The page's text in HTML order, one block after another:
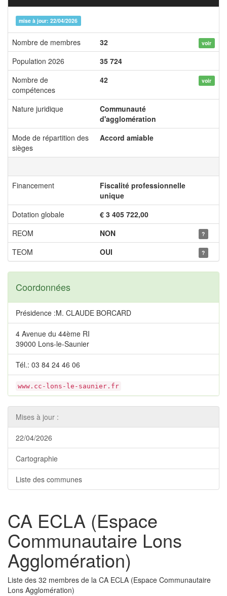
mise à jour: 22/04/2026
Nombre de membres 32 voir
Population 2026
35 724
Nombre de
compétences
42 voir
Nature juridique
Communauté
d'agglomération
Mode de répartition des
sièges
Accord amiable
Financement
Fiscalité professionnelle
unique
Dotation globale
€ 3 405 722,00
REOM
NON ?
TEOM OUI ?
Coordonnées
Présidence :M. CLAUDE BORCARD
4 Avenue du 44ème RI
39000 Lons-le-Saunier
Tél.: 03 84 24 46 06
www.cc-lons-le-saunier.fr
Mises à jour :
22/04/2026
Cartographie
Liste des communes
CA ECLA (Espace
Communautaire Lons
Agglomération)
Liste des 32 membres de la CA ECLA (Espace Communautaire
Lons Agglomération)